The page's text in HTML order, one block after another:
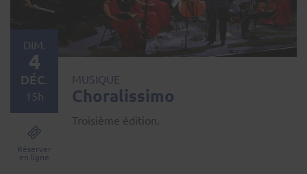
MUSIQUE
Choralissimo
Troisième édition.
DIM.
4
DÉC.
15h
Réserver
en ligne